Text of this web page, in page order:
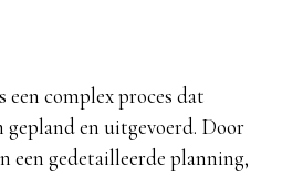
complex proces dat
en uitgevoerd. Door
een gedetailleerde planning,